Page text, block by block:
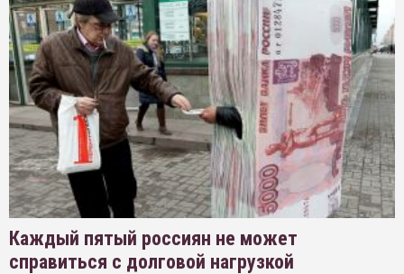
Каждый пятый россиян не может
справиться с долговой нагрузкой